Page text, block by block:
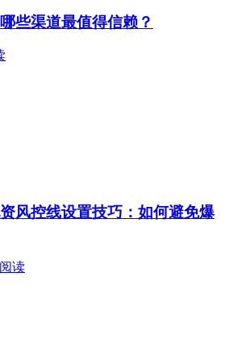
些渠道最值得信赖？
风控线设置技巧：如何避免爆
读